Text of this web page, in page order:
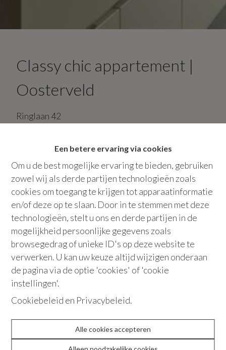
Een betere ervaring via cookies
Om u de best mogelijke ervaring te bieden, gebruiken
zowel wij als derde partijen technologieën zoals
cookies om toegang te krijgen tot apparaatinformatie
en/of deze op te slaan. Door in te stemmen met deze
technologieën, stelt u ons en derde partijen in de
mogelijkheid persoonlijke gegevens zoals
browsegedrag of unieke ID's op deze website te
verwerken. U kan uw keuze altijd wijzigen onderaan
de pagina via de optie 'cookies' of 'cookie
instellingen'.
Cookiebeleid en Privacybeleid.
Alle cookies accepteren
Classy chic appartement |
Oosterveld
Ringlaan 42
slaapkamers
1badkamer
Bew. opp.:102 m²
Terras
“Hoge plafonds met moulures en
contrasteren én matchen subliem met de
shiny hedendaagse elementen van de